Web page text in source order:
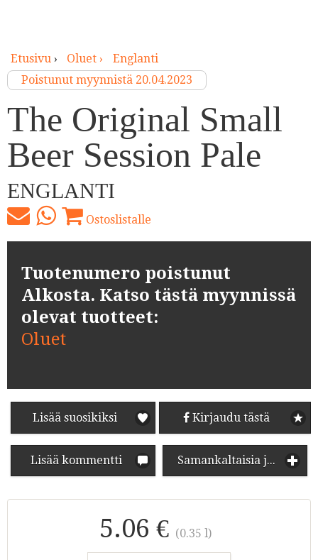
Etusivu› Oluet ›
Englanti
Poistunut myynnistä 20.04.2023
The Original Small
Beer Session Pale
ENGLANTI
Ostoslistalle
Tuotenumero poistunut
Alkosta. Katso tästä myynnissä
olevat tuotteet:
Oluet
Lisää suosikiksi Kirjaudu tästä
Lisää kommentti Samankaltaisia juomia
5.06 € (0.35 l)